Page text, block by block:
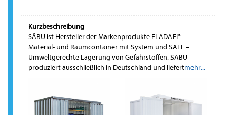
Kurzbeschreibung
SÄBU ist Hersteller der Markenprodukte FLADAFI® –
Material- und Raumcontainer mit System und SAFE –
Umweltgerechte Lagerung von Gefahrstoffen. SÄBU
produziert ausschließlich in Deutschland und liefertmehr...